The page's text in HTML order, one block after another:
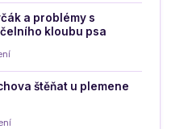
a problémy s
kloubu psa
štěňat u plemene